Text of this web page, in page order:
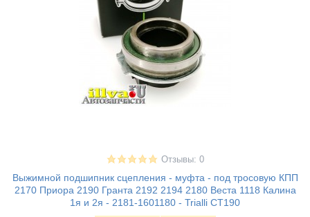
Отзывы: 0
Выжимной подшипник сцепления - муфта - под тросовую КПП
2170 Приора 2190 Гранта 2192 2194 2180 Веста 1118 Калина
1я и 2я - 2181-1601180 - Trialli CT190